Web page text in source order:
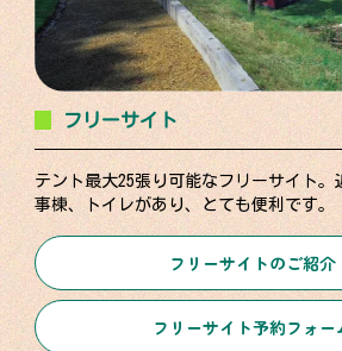
フリーサイト
テント最大25張り可能なフリーサイト。
事棟、トイレがあり、とても便利です。
フリーサイトのご紹介
フリーサイト予約フォー